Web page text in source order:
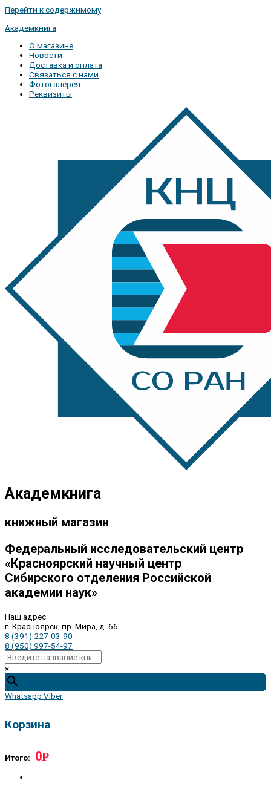
Перейти к содержимому
Академкнига
О магазине
Новости
Доставка и оплата
Связаться с нами
Фотогалерея
Реквизиты
Академкнига
книжный магазин
Федеральный исследовательский центр
«Красноярский научный центр
Сибирского отделения Российской
академии наук»
Наш адрес:
г. Красноярск, пр. Мира, д. 66
8 (391) 227-03-90
8 (950) 997-54-97
×
Whatsapp Viber
Корзина
Итого: 0Р